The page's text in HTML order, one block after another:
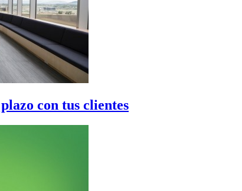
con tus clientes